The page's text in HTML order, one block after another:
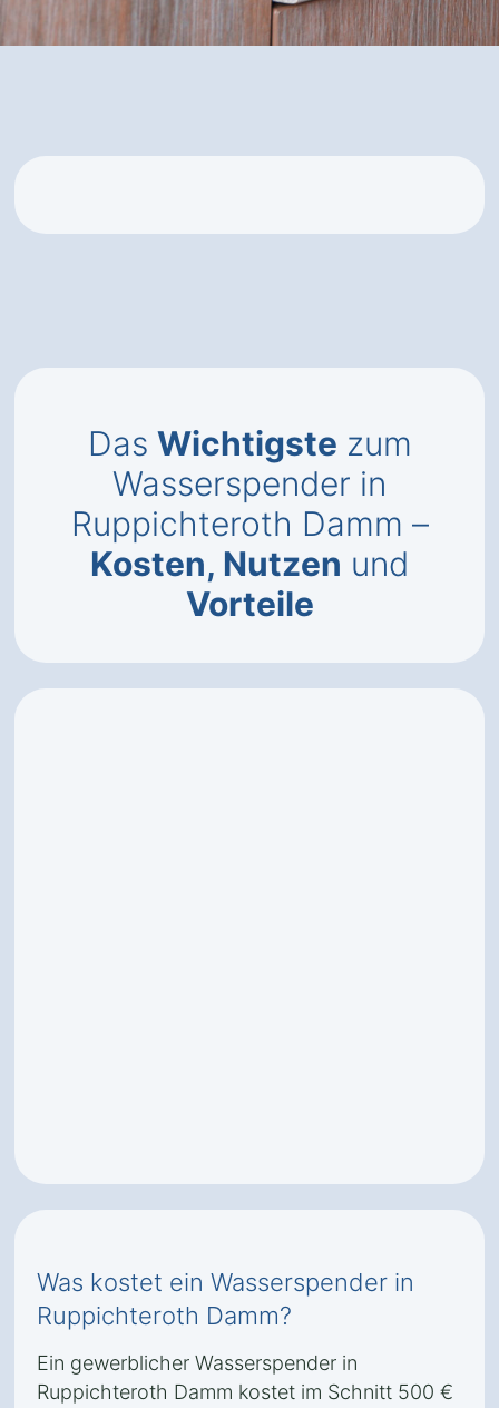
Das Wichtigste zum
Wasserspender in
Ruppichteroth Damm –
Kosten, Nutzen und
Vorteile
Was kostet ein Wasserspender in
Ruppichteroth Damm?
Ein gewerblicher Wasserspender in
Ruppichteroth Damm kostet im Schnitt 500 €